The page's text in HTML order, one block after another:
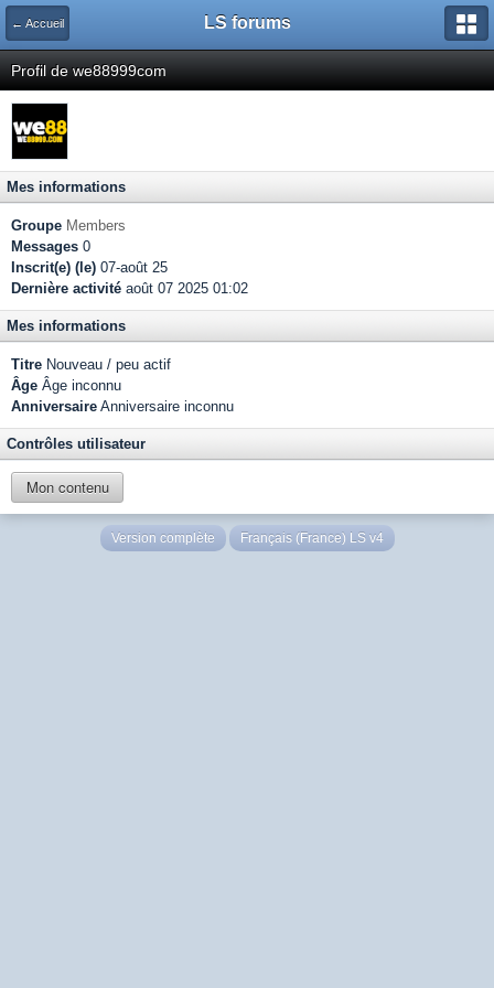
← Accueil LS forums
Profil de we88999com
Mes informations
Groupe Members
Messages 0
Inscrit(e) (le) 07-août 25
Dernière activité août 07 2025 01:02
Mes informations
Titre Nouveau / peu actif
Âge Âge inconnu
Anniversaire Anniversaire inconnu
Contrôles utilisateur
Mon contenu
Version complète Français (France) LS v4